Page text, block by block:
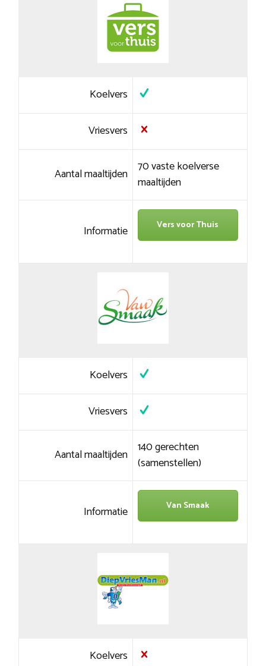
Koelvers
Vriesvers
Aantal maaltijden 70 vaste koelverse
maaltijden
Informatie Vers voor Thuis
Koelvers
Vriesvers
Aantal maaltijden 140 gerechten
(samenstellen)
Informatie Van Smaak
Koelvers